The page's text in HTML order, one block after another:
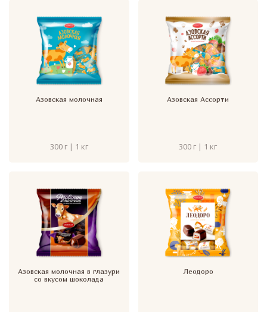
Азовская молочная
300 г | 1 кг
Азовская Ассорти
300 г | 1 кг
Азовская молочная в глазури
со вкусом шоколада
Леодоро